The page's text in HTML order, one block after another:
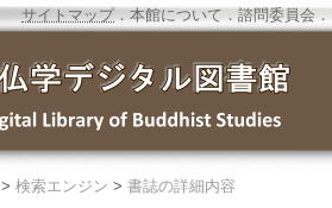
サイトマップ．本館について ． 諮問委員会 ．
> 検索エンジン > 書誌の詳細内容